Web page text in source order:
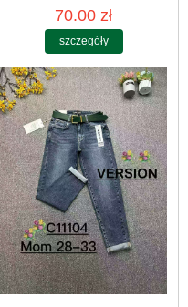
70.00 zł
szczegóły